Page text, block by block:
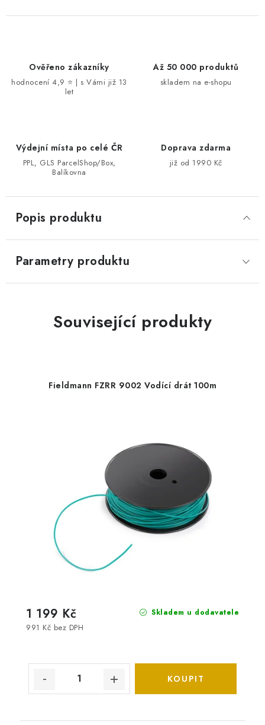
Ověřeno zákazníky
hodnocení 4,9 ⭐ | s Vámi již 13
let
Až 50 000 produktů
skladem na e-shopu
Výdejní místa po celé ČR
PPL, GLS ParcelShop/Box,
Balíkovna
Doprava zdarma
již od 1990 Kč
Popis produktu
Parametry produktu
Související produkty
Fieldmann FZRR 9002 Vodící drát 100m
Skladem u dodavatele
991 Kč bez DPH
1 199 Kč